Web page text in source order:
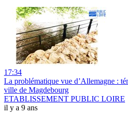
17:34
La problématique vue d’Allemagne :
ville de Magdebourg
ETABLISSEMENT PUBLIC LOIRE
il y a 9 ans